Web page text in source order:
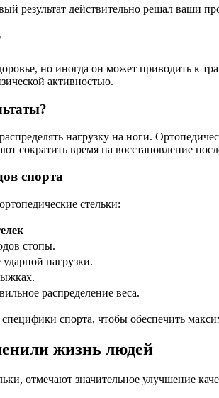
результат действительно решал ваши
но иногда он может приводить к
активностью.
нагрузку на ноги.
сократить время на восстановление
спорта
стельки:
стопы.
нагрузки.
распределение веса.
спорта, чтобы обеспечить
жизнь людей
отмечают значительное улучшение